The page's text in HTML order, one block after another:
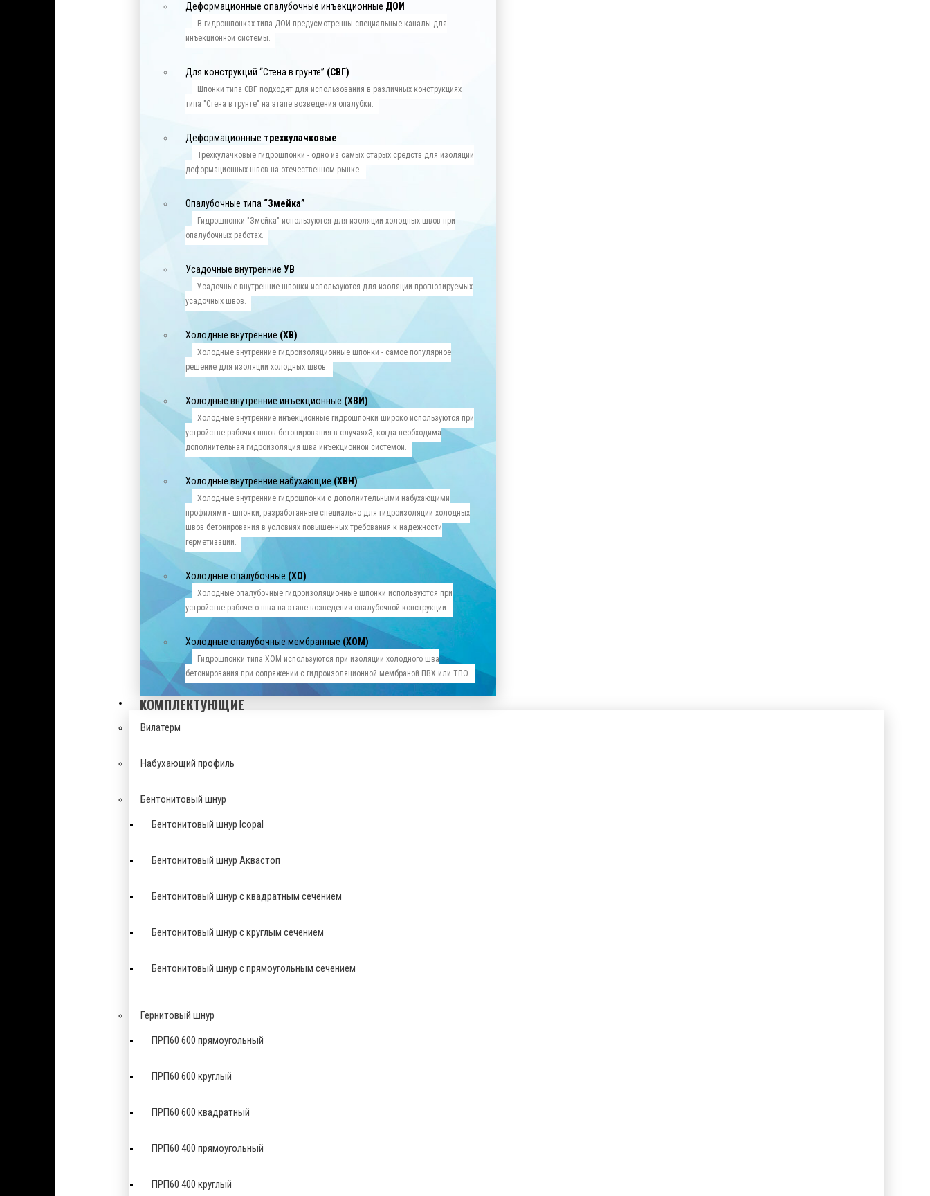
Деформационные опалубочные инъекционные ДОИ
В гидрошпонках типа ДОИ предусмотренны специальные каналы для
инъекционной системы.
Для конструкций “Стена в грунте” (СВГ)
Шпонки типа СВГ подходят для использования в различных конструкциях
типа "Стена в грунте" на этапе возведения опалубки.
Деформационные трехкулачковые
Трехкулачковые гидрошпонки - одно из самых старых средств для изоляции
деформационных швов на отечественном рынке.
Опалубочные типа “Змейка”
Гидрошпонки "Змейка" используются для изоляции холодных швов при
опалубочных работах.
Усадочные внутренниеУВ
Усадочные внутренние шпонки используются для изоляции прогнозируемых
усадочных швов.
Холодные внутренние (ХВ)
Холодные внутренние гидроизоляционные шпонки - самое популярное
решение для изоляции холодных швов.
Холодные внутренние инъекционные (ХВИ)
Холодные внутренние инъекционные гидрошпонки широко используются при
устройстве рабочих швов бетонирования в случаяхЭ, когда необходима
дополнительная гидроизоляция шва инъекционной системой.
Холодные внутренние набухающие (ХВН)
Холодные внутренние гидрошпонки с дополнительными набухающими
профилями - шпонки, разработанные специально для гидроизоляции холодных
швов бетонирования в условиях повышенных требования к надежности
герметизации.
Холодные опалубочные (ХО)
Холодные опалубочные гидроизоляционные шпонки используются при
устройстве рабочего шва на этапе возведения опалубочной конструкции.
Холодные опалубочные мембранные (ХОМ)
Гидрошпонки типа ХОМ используются при изоляции холодного шва
бетонирования при сопряжении с гидроизоляционной мембраной ПВХ или ТПО.
КОМПЛЕКТУЮЩИЕ
Вилатерм
Набухающий профиль
Бентонитовый шнур
Бентонитовый шнур Icopal
Бентонитовый шнур Аквастоп
Бентонитовый шнур с квадратным сечением
Бентонитовый шнур с круглым сечением
Бентонитовый шнур с прямоугольным сечением
Гернитовый шнур
ПРП60 600 прямоугольный
ПРП60 600 круглый
ПРП60 600 квадратный
ПРП60 400 прямоугольный
ПРП60 400 круглый